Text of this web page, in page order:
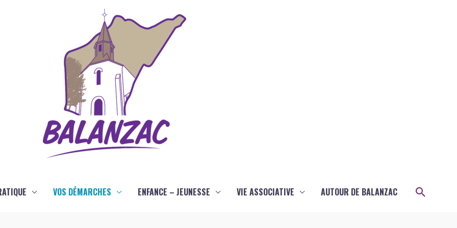
VOS DÉMARCHES ENFANCE – JEUNESSE VIE ASSOCIATIVE AUTOUR DE BALANZAC